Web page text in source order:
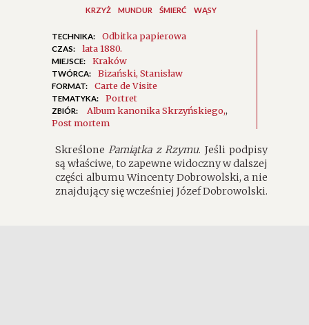
KRZYŻ MUNDUR ŚMIERĆ WĄSY
TECHNIKA: Odbitka papierowa
CZAS: lata 1880.
MIEJSCE: Kraków
TWÓRCA: Bizański, Stanisław
FORMAT: Carte de Visite
TEMATYKA: Portret
ZBIÓR: Album kanonika Skrzyńskiego,
Post mortem
SkreślonePamiątka z Rzymu. Jeśli podpisy
są właściwe, to zapewne widoczny w dalszej
części albumu Wincenty Dobrowolski, a nie
znajdujący się wcześniej Józef Dobrowolski.